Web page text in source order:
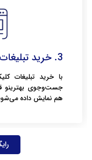
3. خرید تبلیغات کلیکی
با خرید تبلیغات
جست‌وجوی بهترینو
هم نمایش داده